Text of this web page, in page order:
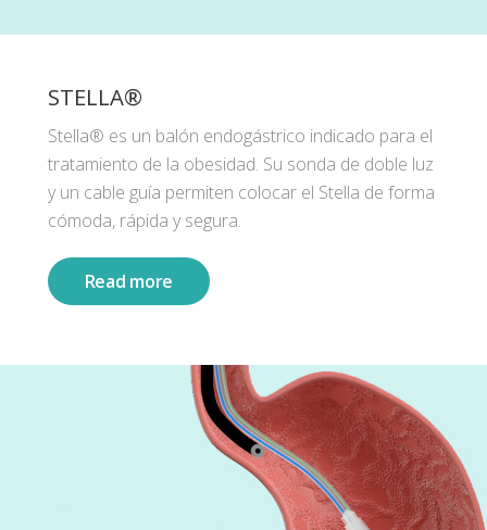
STELLA®
Stella® es un balón endogástrico indicado para el
tratamiento de la obesidad. Su sonda de doble luz
y un cable guía permiten colocar el Stella de forma
cómoda, rápida y segura.
Read more